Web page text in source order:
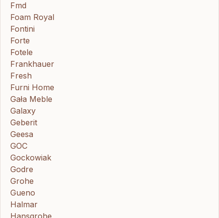
Fmd
Foam Royal
Fontini
Forte
Fotele
Frankhauer
Fresh
Furni Home
Gała Meble
Galaxy
Geberit
Geesa
GOC
Gockowiak
Godre
Grohe
Gueno
Halmar
Hansgrohe